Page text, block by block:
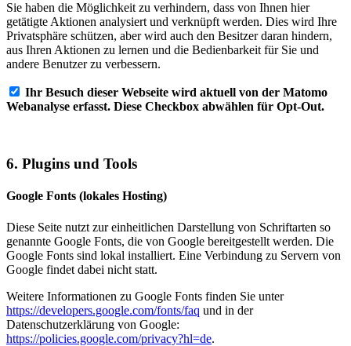
Sie haben die Möglichkeit zu verhindern, dass von Ihnen hier
getätigte Aktionen analysiert und verknüpft werden. Dies wird Ihre
Privatsphäre schützen, aber wird auch den Besitzer daran hindern,
aus Ihren Aktionen zu lernen und die Bedienbarkeit für Sie und
andere Benutzer zu verbessern.
Ihr Besuch dieser Webseite wird aktuell von der Matomo
Webanalyse erfasst. Diese Checkbox abwählen für Opt-Out.
6. Plugins und Tools
Google Fonts (lokales Hosting)
Diese Seite nutzt zur einheitlichen Darstellung von Schriftarten so
genannte Google Fonts, die von Google bereitgestellt werden. Die
Google Fonts sind lokal installiert. Eine Verbindung zu Servern von
Google findet dabei nicht statt.
Weitere Informationen zu Google Fonts finden Sie unter
https://developers.google.com/fonts/faq und in der
Datenschutzerklärung von Google:
https://policies.google.com/privacy?hl=de.